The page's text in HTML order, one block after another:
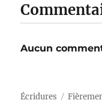
Aucun
Écridures